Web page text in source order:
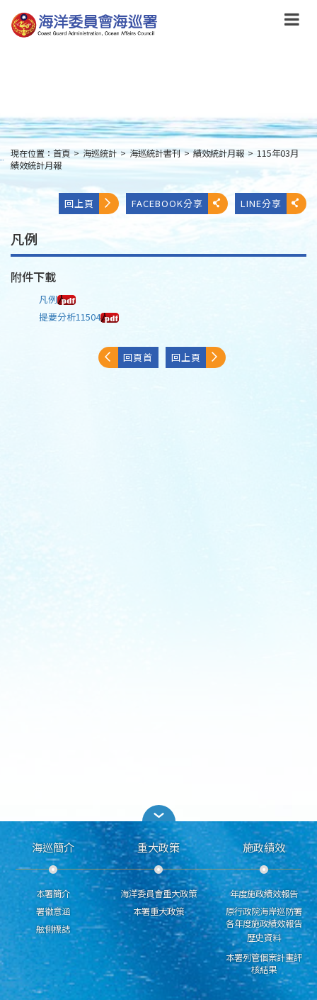
到
主
:::
現在位置： 首頁 > 海巡統計 > 海巡統計書刊 > 績效統計月報 > 115年03月
績效統計月報
回上頁 FACEBOOK分享 LINE分享
凡例
附件下載
凡例
提要分析11504
回頁首 回上頁
海巡簡介
本署簡介
署徽意涵
舷側標誌
重大政策
海洋委員會重大政策
本署重大政策
施政績效
年度施政績效報告
原行政院海岸巡防署
各年度施政績效報告
歷史資料
本署列管個案計畫評
核結果